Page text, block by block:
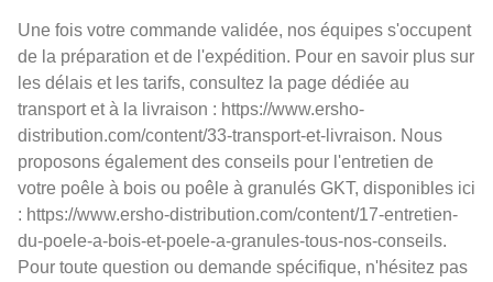
Une fois votre commande validée, nos équipes s'occupent
de la préparation et de l'expédition. Pour en savoir plus sur
les délais et les tarifs, consultez la page dédiée au
transport et à la livraison : https://www.ersho-
distribution.com/content/33-transport-et-livraison. Nous
proposons également des conseils pour l'entretien de
votre poêle à bois ou poêle à granulés GKT, disponibles ici
: https://www.ersho-distribution.com/content/17-entretien-
du-poele-a-bois-et-poele-a-granules-tous-nos-conseils.
Pour toute question ou demande spécifique, n'hésitez pas